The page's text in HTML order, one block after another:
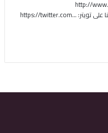
http://
add_user=aljazeerachannel لمتابعتنا على تويتر: https://twitter.com…